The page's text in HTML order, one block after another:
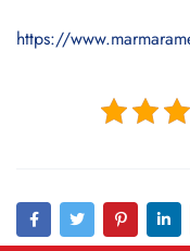
https://